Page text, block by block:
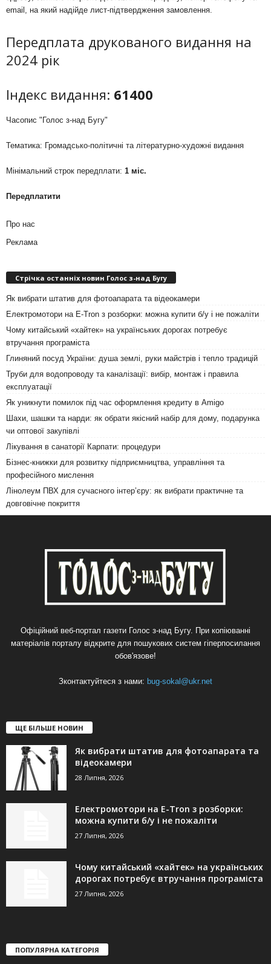
email, на який надійде лист-підтвердження замовлення.
Передплата друкованого видання на
2024 рік
Індекс видання: 61400
Часопис "Голос з-над Бугу"
Тематика: Громадсько-політичні та літературно-художні видання
Мінімальний строк передплати: 1 міс.
Передплатити
Про нас
Реклама
Стрічка останніх новин Голос з-над Бугу
Як вибрати штатив для фотоапарата та відеокамери
Електромотори на E-Tron з розборки: можна купити б/у і не пожаліти
Чому китайський «хайтек» на українських дорогах потребує
втручання програміста
Глиняний посуд України: душа землі, руки майстрів і тепло традицій
Труби для водопроводу та каналізації: вибір, монтаж і правила
експлуатації
Як уникнути помилок під час оформлення кредиту в Amigo
Шахи, шашки та нарди: як обрати якісний набір для дому, подарунка
чи оптової закупівлі
Лікування в санаторії Карпати: процедури
Бізнес-книжки для розвитку підприємництва, управління та
професійного мислення
Лінолеум ПВХ для сучасного інтер’єру: як вибрати практичне та
довговічне покриття
Офіційний веб-портал газети Голос з-над Бугу. При копіюванні
матеріалів порталу відкрите для пошукових систем гіперпосилання
обов'язове!
Зконтактуйтеся з нами: bug-sokal@ukr.net
ЩЕ БІЛЬШЕ НОВИН
Як вибрати штатив для фотоапарата та
відеокамери
28 Липня, 2026
Електромотори на E-Tron з розборки:
можна купити б/у і не пожаліти
27 Липня, 2026
Чому китайський «хайтек» на українських
дорогах потребує втручання програміста
27 Липня, 2026
ПОПУЛЯРНА КАТЕГОРІЯ